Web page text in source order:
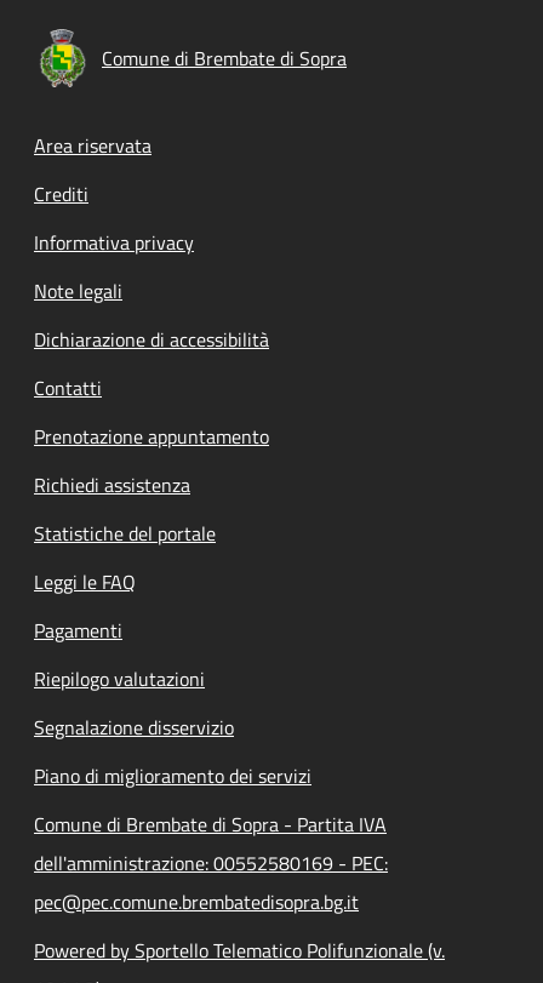
Comune di Brembate di Sopra
Footer menu
Area riservata
Crediti
Informativa privacy
Note legali
Dichiarazione di accessibilità
Contatti
Prenotazione appuntamento
Richiedi assistenza
Statistiche del portale
Leggi le FAQ
Pagamenti
Riepilogo valutazioni
Segnalazione disservizio
Piano di miglioramento dei servizi
Comune di Brembate di Sopra - Partita IVA
dell'amministrazione: 00552580169 - PEC:
pec@pec.comune.brembatedisopra.bg.it
Powered by Sportello Telematico Polifunzionale (v.